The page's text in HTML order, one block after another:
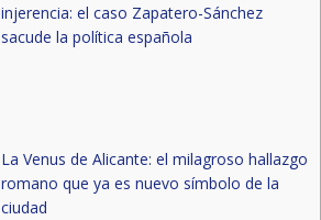
injerencia: el caso Zapatero-Sánchez
sacude la política española
La Venus de Alicante: el milagroso hallazgo
romano que ya es nuevo símbolo de la
ciudad